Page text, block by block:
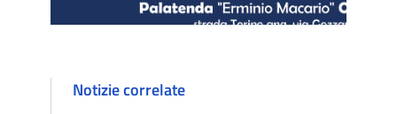
Notizie correlate